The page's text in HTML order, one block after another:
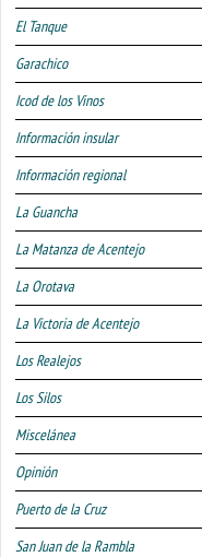
El Tanque
Garachico
Icod de los Vinos
Información insular
Información regional
La Guancha
La Matanza de Acentejo
La Orotava
La Victoria de Acentejo
Los Realejos
Los Silos
Miscelánea
Opinión
Puerto de la Cruz
San Juan de la Rambla